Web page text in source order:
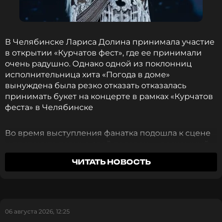
оставаться в курсе событий
ПОДПИСАТЬСЯ
В Челябинске Лариса Долина принимала участие
в открытии «Курчатов фест», где ее принимали
очень радушно. Однако одной из поклонниц
исполнительница хита «Погода в доме»
вынуждена была резко отказать отказалась
принимать букет на концерте в рамках «Курчатов
феста» в Челябинске
Во время выступления фанатка подошла к сцене
букет, состоявший из красных роз и белых лилий.
Артистка потянулась было к цветам, но внезапно
Певица не хотела обижать зрительницу, которая
ЧИТАТЬ НОВОСТЬ
06 августа 2026, 12:25